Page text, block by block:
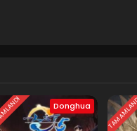
Donghua